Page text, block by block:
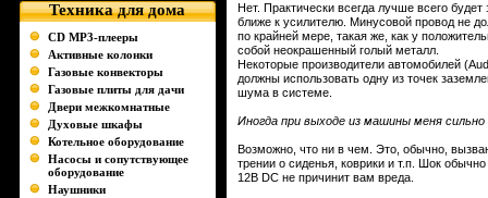
Техника для дома
CD MP3-плееры
Активные колонки
Газовые конвекторы
Газовые плиты для дачи
Двери межкомнатные
Духовые шкафы
Котельное оборудование
Насосы и сопутствующее
оборудование
Наушники
Нет. Практически всегда лучше всего
ближе к усилителю. Минусовой провод не
по крайней мере, такая же, как у
собой неокрашенный голый металл.
Некоторые производители автомобилей
должны использовать одну из точек
шума в системе.
Иногда при выходе из машины меня
Возможно, что ни в чем. Это, обычно,
трении о сиденья, коврики и т.п. Шок
12В DC не причинит вам вреда.